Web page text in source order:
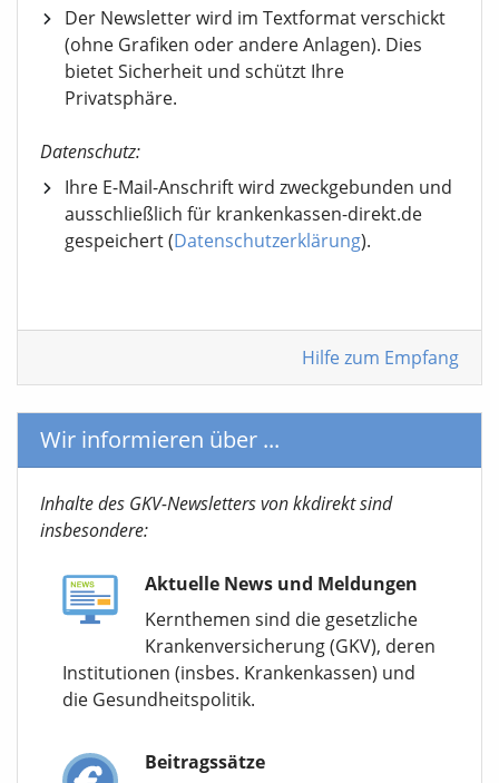
Der Newsletter wird im Textformat verschickt
(ohne Grafiken oder andere Anlagen). Dies
bietet Sicherheit und schützt Ihre
Privatsphäre.
Datenschutz:
Ihre E-Mail-Anschrift wird zweckgebunden und
ausschließlich für krankenkassen-direkt.de
gespeichert (Datenschutzerklärung).
Hilfe zum Empfang
Wir informieren über ...
Inhalte des GKV-Newsletters von kkdirekt sind
insbesondere:
Aktuelle News und Meldungen
Kernthemen sind die gesetzliche
Krankenversicherung (GKV), deren
Institutionen (insbes. Krankenkassen) und
die Gesundheitspolitik.
Beitragssätze